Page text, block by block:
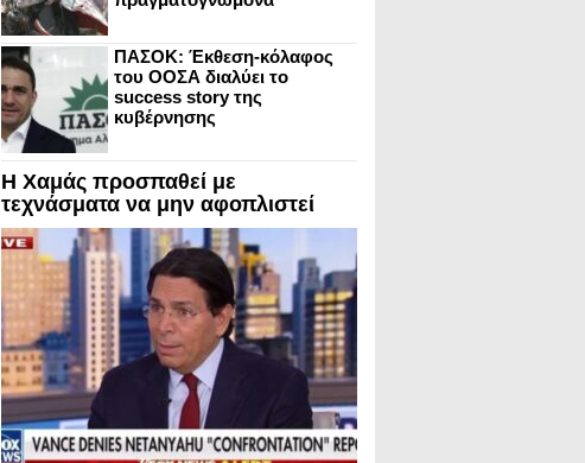
ΠΑΣΟΚ: Έκθεση-κόλαφος
του ΟΟΣΑ διαλύει το
success story της
κυβέρνησης
Η Χαμάς προσπαθεί με
τεχνάσματα να μην αφοπλιστεί